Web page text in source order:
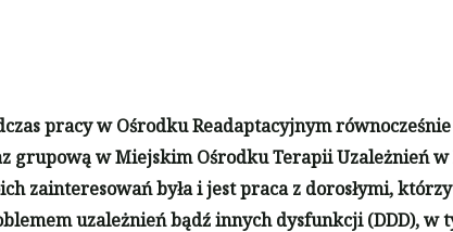
pracy w Ośrodku Readaptacyjnym
grupową w Miejskim Ośrodku Terapii Uzależnień w
zainteresowań była i jest praca z dorosłymi,
uzależnień bądź innych dysfunkcji (DDD), w